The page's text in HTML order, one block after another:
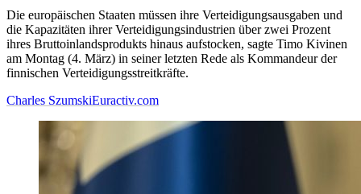
Die europäischen Staaten müssen ihre Verteidigungsausgaben und
die Kapazitäten ihrer Verteidigungsindustrien über zwei Prozent
ihres Bruttoinlandsprodukts hinaus aufstocken, sagte Timo Kivinen
am Montag (4. März) in seiner letzten Rede als Kommandeur der
finnischen Verteidigungsstreitkräfte.
Charles SzumskiEuractiv.com